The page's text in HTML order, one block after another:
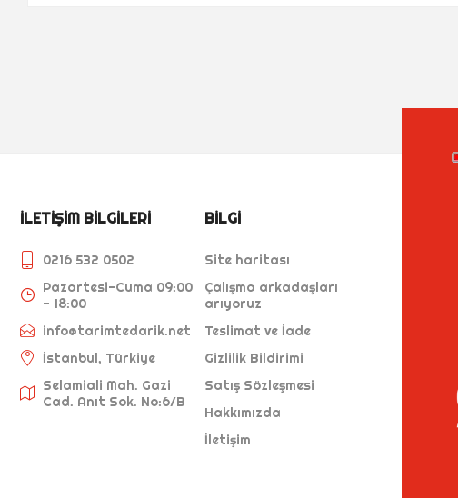
İLETIŞIM BILGILERI
0216 532 0502
Pazartesi-Cuma 09:00
- 18:00
info@tarimtedarik.net
İstanbul, Türkiye
Selamiali Mah. Gazi
Cad. Anıt Sok. No:6/B
BILGI
Site haritası
Çalışma arkadaşları
arıyoruz
Teslimat ve İade
Gizlilik Bildirimi
Satış Sözleşmesi
Hakkımızda
İletişim